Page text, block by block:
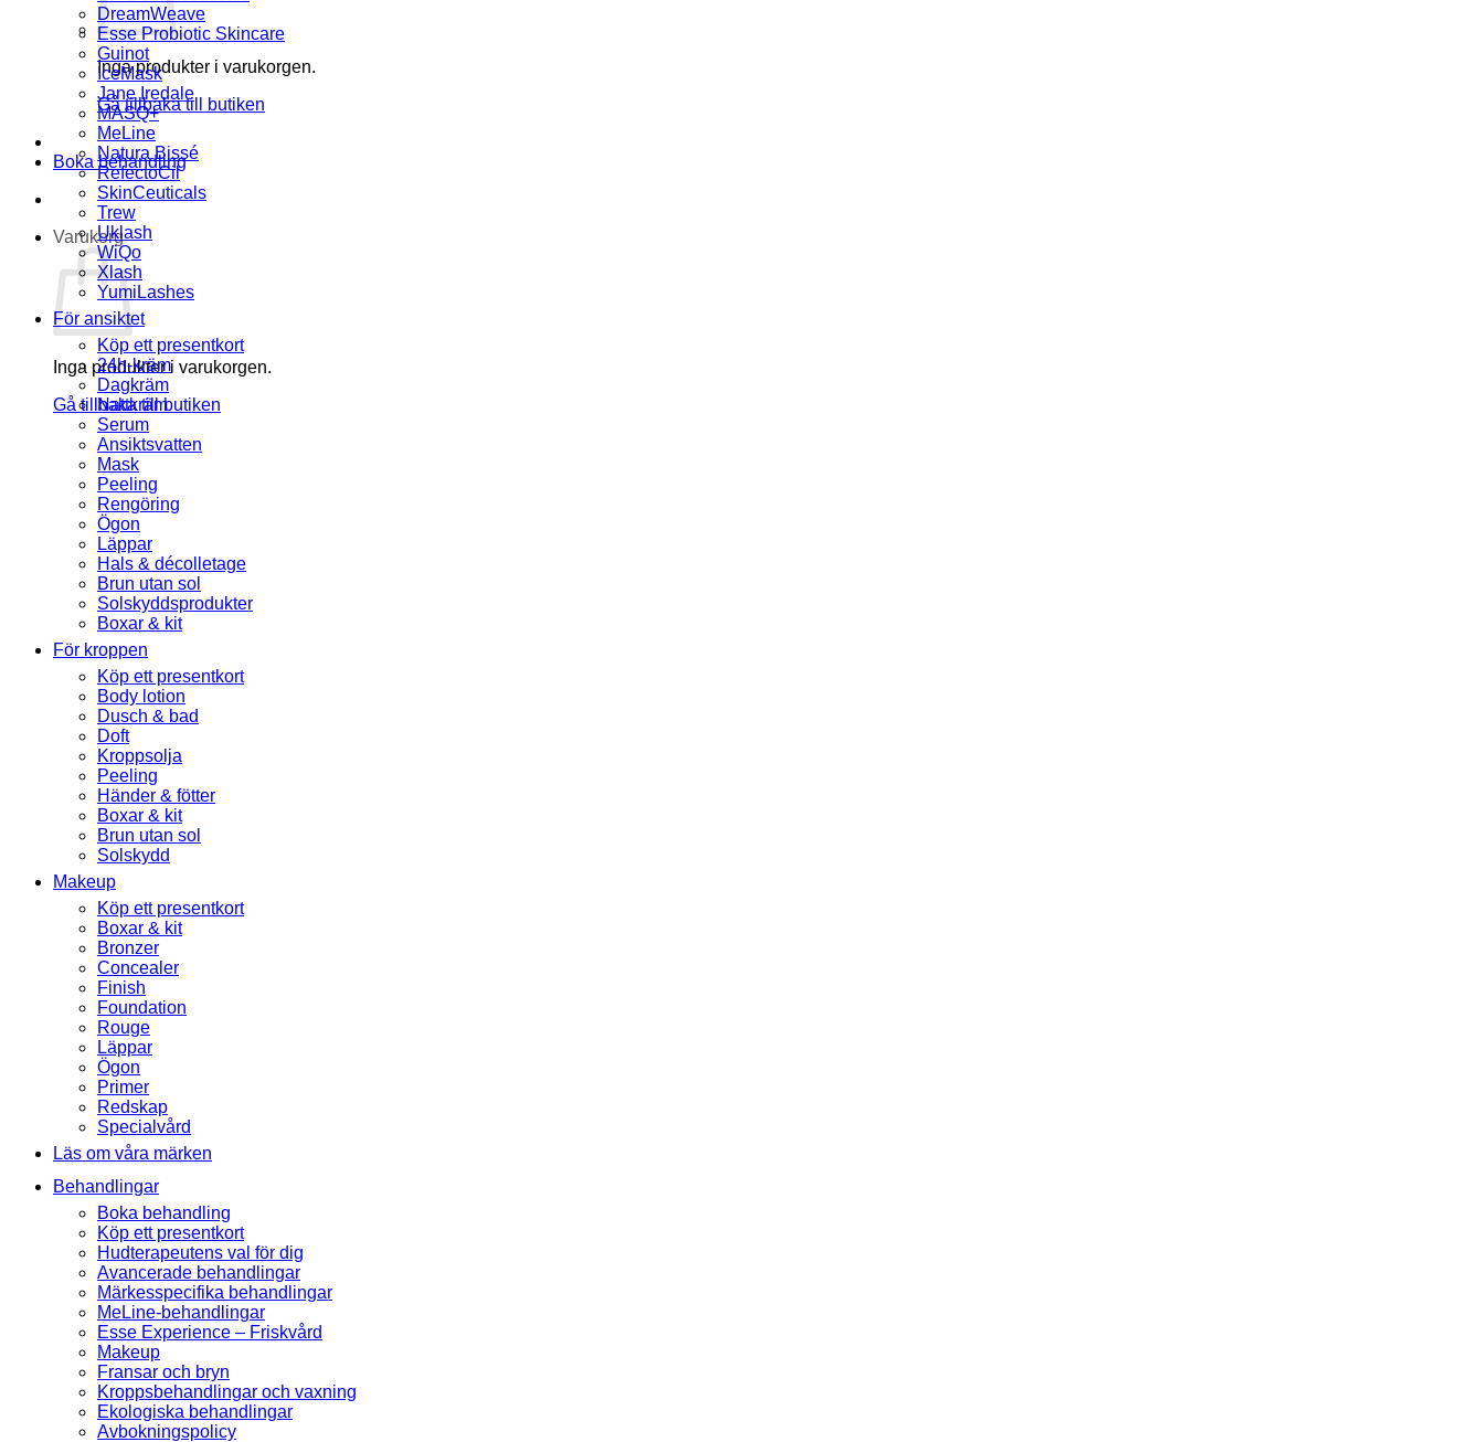
Inga produkter i varukorgen.
Gå tillbaka till butiken
Boka behandling
Varukorg
Inga produkter i varukorgen.
Gå tillbaka till butiken
DreamWeave
Esse Probiotic Skincare
Guinot
IceMask
Jane Iredale
MASQ+
MeLine
Natura Bissé
RefectoCil
SkinCeuticals
Trew
Uklash
WiQo
Xlash
YumiLashes
För ansiktet
Köp ett presentkort
24h-kräm
Dagkräm
Nattkräm
Serum
Ansiktsvatten
Mask
Peeling
Rengöring
Ögon
Läppar
Hals & décolletage
Brun utan sol
Solskyddsprodukter
Boxar & kit
För kroppen
Köp ett presentkort
Body lotion
Dusch & bad
Doft
Kroppsolja
Peeling
Händer & fötter
Boxar & kit
Brun utan sol
Solskydd
Makeup
Köp ett presentkort
Boxar & kit
Bronzer
Concealer
Finish
Foundation
Rouge
Läppar
Ögon
Primer
Redskap
Specialvård
Läs om våra märken
Behandlingar
Boka behandling
Köp ett presentkort
Hudterapeutens val för dig
Avancerade behandlingar
Märkesspecifika behandlingar
MeLine-behandlingar
Esse Experience – Friskvård
Makeup
Fransar och bryn
Kroppsbehandlingar och vaxning
Ekologiska behandlingar
Avbokningspolicy